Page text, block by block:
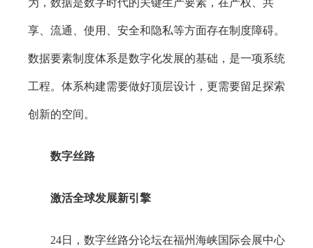
为，数据是数字时代的关键生产要素，在产权、共
享、流通、使用、安全和隐私等方面存在制度障碍。
数据要素制度体系是数字化发展的基础，是一项系统
工程。体系构建需要做好顶层设计，更需要留足探索
创新的空间。
数字丝路
激活全球发展新引擎
24日，数字丝路分论坛在福州海峡国际会展中心